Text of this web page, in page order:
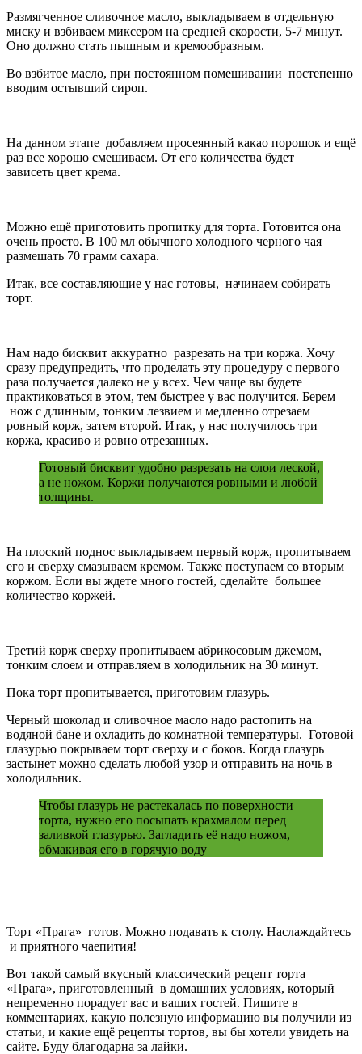
Размягченное сливочное масло, выкладываем в отдельную
миску и взбиваем миксером на средней скорости, 5-7 минут.
Оно должно стать пышным и кремообразным.
Во взбитое масло, при постоянном помешивании постепенно
вводим остывший сироп.
На данном этапе добавляем просеянный какао порошок и ещё
раз все хорошо смешиваем. От его количества будет
зависеть цвет крема.
Можно ещё приготовить пропитку для торта. Готовится она
очень просто. В 100 мл обычного холодного черного чая
размешать 70 грамм сахара.
Итак, все составляющие у нас готовы, начинаем собирать
торт.
Нам надо бисквит аккуратно разрезать на три коржа. Хочу
сразу предупредить, что проделать эту процедуру с первого
раза получается далеко не у всех. Чем чаще вы будете
практиковаться в этом, тем быстрее у вас получится. Берем
нож с длинным, тонким лезвием и медленно отрезаем
ровный корж, затем второй. Итак, у нас получилось три
коржа, красиво и ровно отрезанных.
Готовый бисквит удобно разрезать на слои леской,
а не ножом. Коржи получаются ровными и любой
толщины.
На плоский поднос выкладываем первый корж, пропитываем
его и сверху смазываем кремом. Также поступаем со вторым
коржом. Если вы ждете много гостей, сделайте большее
количество коржей.
Третий корж сверху пропитываем абрикосовым джемом,
тонким слоем и отправляем в холодильник на 30 минут.
Пока торт пропитывается, приготовим глазурь.
Черный шоколад и сливочное масло надо растопить на
водяной бане и охладить до комнатной температуры. Готовой
глазурью покрываем торт сверху и с боков. Когда глазурь
застынет можно сделать любой узор и отправить на ночь в
холодильник.
Чтобы глазурь не растекалась по поверхности
торта, нужно его посыпать крахмалом перед
заливкой глазурью. Загладить её надо ножом,
обмакивая его в горячую воду
Торт «Прага» готов. Можно подавать к столу. Наслаждайтесь
и приятного чаепития!
Вот такой самый вкусный классический рецепт торта
«Прага», приготовленный в домашних условиях, который
непременно порадует вас и ваших гостей. Пишите в
комментариях, какую полезную информацию вы получили из
статьи, и какие ещё рецепты тортов, вы бы хотели увидеть на
сайте. Буду благодарна за лайки.